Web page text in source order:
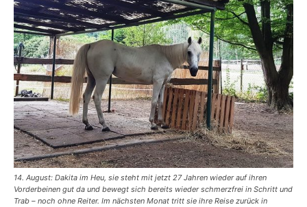
14. August: Dakita im Heu, sie steht mit jetzt 27 Jahren wieder auf ihren
Vorderbeinen gut da und bewegt sich bereits wieder schmerzfrei in Schritt und
Trab – noch ohne Reiter. Im nächsten Monat tritt sie ihre Reise zurück in